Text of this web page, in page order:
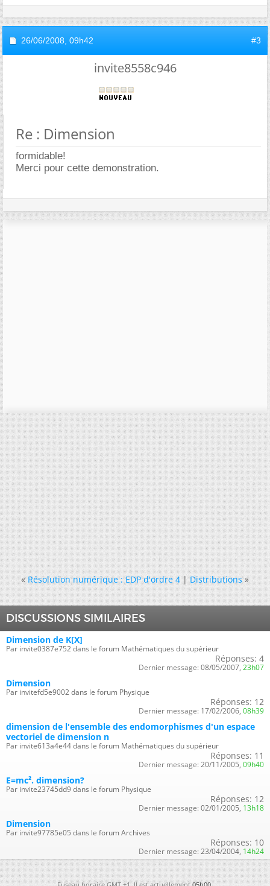
26/06/2008, 09h42 #3
invite8558c946
Re : Dimension
formidable!
Merci pour cette demonstration.
« Résolution numérique : EDP d'ordre 4|Distributions »
DISCUSSIONS SIMILAIRES
Dimension de K[X]
Par invite0387e752 dans le forum Mathématiques du supérieur
Réponses: 4
Dernier message: 08/05/2007, 23h07
Dimension
Par invitefd5e9002 dans le forum Physique
Réponses: 12
Dernier message: 17/02/2006, 08h39
dimension de l'ensemble des endomorphismes d'un espace
vectoriel de dimension n
Par invite613a4e44 dans le forum Mathématiques du supérieur
Réponses: 11
Dernier message: 20/11/2005, 09h40
E=mc². dimension?
Par invite23745dd9 dans le forum Physique
Réponses: 12
Dernier message: 02/01/2005, 13h18
Dimension
Par invite97785e05 dans le forum Archives
Réponses: 10
Dernier message: 23/04/2004, 14h24